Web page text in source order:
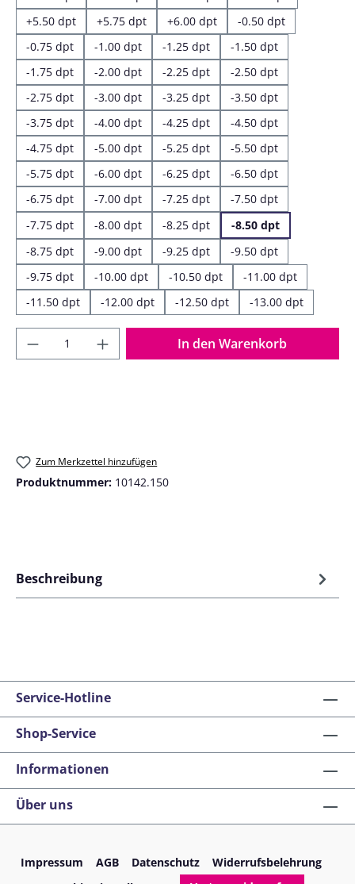
+5.50 dpt
+5.75 dpt +6.00 dpt
-0.50 dpt
-0.75 dpt
-1.00 dpt -1.25 dpt
-1.50 dpt
-1.75 dpt
-2.00 dpt -2.25 dpt
-2.50 dpt
-2.75 dpt
-3.00 dpt -3.25 dpt
-3.50 dpt
-3.75 dpt
-4.00 dpt -4.25 dpt
-4.50 dpt
-4.75 dpt
-5.00 dpt -5.25 dpt
-5.50 dpt
-5.75 dpt
-6.00 dpt -6.25 dpt
-6.50 dpt
-6.75 dpt
-7.00 dpt -7.25 dpt
-7.50 dpt
-7.75 dpt
-8.00 dpt -8.25 dpt
-8.50 dpt
-8.75 dpt
-9.00 dpt -9.25 dpt
-9.50 dpt
-9.75 dpt
-10.00 dpt -10.50 dpt
-11.00 dpt
-11.50 dpt
-12.00 dpt -12.50 dpt -13.00 dpt
Produkt Anzahl: Gib den gewünschten
In den Warenkorb
Zum Merkzettel hinzufügen
Produktnummer: 10142.150
Beschreibung
Service-Hotline
Shop-Service
Informationen
Über uns
Impressum AGB Datenschutz
Widerrufsbelehrung